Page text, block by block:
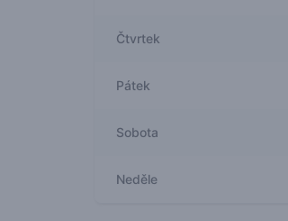
Čtvrtek
Pátek
Sobota
Neděle